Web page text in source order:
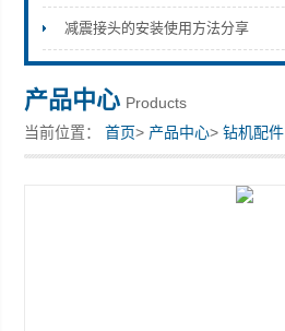
宣化县瑞科钻孔机械厂
减震接头的安装使用方法分享
产品中心 Products
当前位置：首页> 产品中心>钻机配件
钻机整机和矿山配件